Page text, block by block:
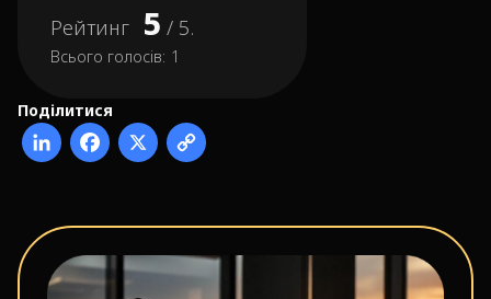
Рейтинг 5 / 5.
Всього голосів: 1
Поділитися